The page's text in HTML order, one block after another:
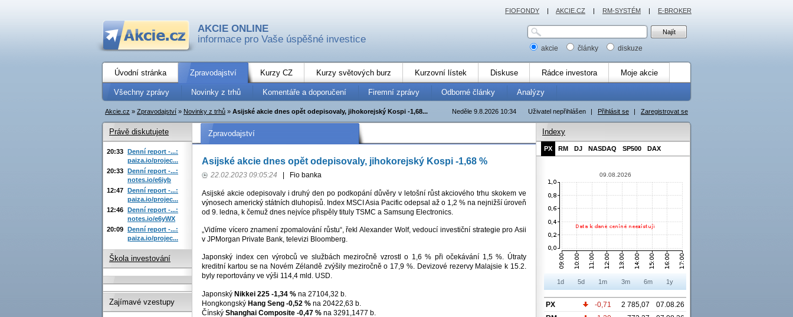
AKCIE ONLINE
informace pro Vaše úspěšné investice
akcie články diskuze
Úvodní stránka Zpravodajství Kurzy CZ Kurzy světových burz Kurzovní lístek Diskuse Rádce investora Moje akcie
Všechny zprávy Novinky z trhů Komentáře a doporučení Firemní zprávy Odborné články Analýzy
Uživatel nepřihlášen | Přihlásit se | Zaregistrovat se
Neděle 9.8.2026 10:34
Akcie.cz » Zpravodajství » Novinky z trhů » Asijské akcie dnes opět odepisovaly, jihokorejský Kospi -1,68...
Zpravodajství
Asijské akcie dnes opět odepisovaly, jihokorejský Kospi -1,68 %
22.02.2023 09:05:24 Fio banka
Asijské akcie odepisovaly i druhý den po podkopání důvěry v letošní růst akciového trhu skokem ve
výnosech americký státních dluhopisů. Index MSCI Asia Pacific odepsal až o 1,2 % na nejnižší úroveň
od 9. ledna, k čemuž dnes nejvíce přispěly tituly TSMC a Samsung Electronics.
„Vidíme vícero znamení zpomalování růstu“, řekl Alexander Wolf, vedoucí investiční strategie pro Asii
v JPMorgan Private Bank, televizi Bloomberg.
Japonský index cen výrobců ve službách meziročně vzrostl o 1,6 % při očekávání 1,5 %. Útraty
kreditní kartou se na Novém Zélandě zvýšily meziročně o 17,9 %. Devizové rezervy Malajsie k 15.2.
byly reportovány ve výši 114,4 mld. USD.
Japonský Nikkei 225 -1,34 % na 27104,32 b.
Hongkongský Hang Seng -0,52 % na 20422,63 b.
Čínský Shanghai Composite -0,47 % na 3291,1477 b.
Právě diskutujete
20:33 Denní report -...:
paiza.io/projec...
20:33 Denní report -...:
notes.io/e6iyb
12:47 Denní report -...:
paiza.io/projec...
12:46 Denní report -...:
notes.io/e6yWX
20:09 Denní report -...:
paiza.io/projec...
Škola investování
Zajímavé vzestupy
Indexy
PX RM DJ NASDAQ SP500 DAX
09.08.2026
1d 5d 1m 3m 6m 1y
PX -0,71 2 785,07
07.08.26
FIOFONDY | AKCIE.CZ | RM-SYSTÉM | E-BROKER